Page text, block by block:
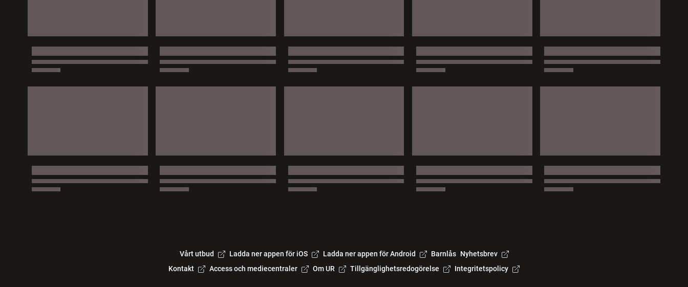
Vårt utbud Ladda ner appen för iOS Ladda ner appen för Android Barnlås Nyhetsbrev
Kontakt
Access och mediecentraler Om UR Tillgänglighetsredogörelse Integritetspolicy